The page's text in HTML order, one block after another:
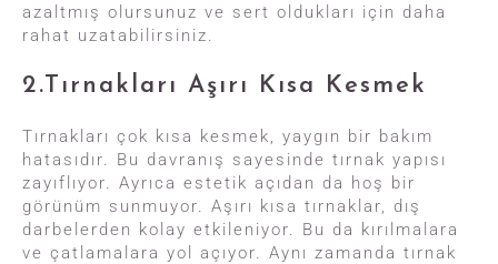
azaltmış olursunuz ve sert oldukları için daha
rahat uzatabilirsiniz.
2.Tırnakları Aşırı Kısa Kesmek
Tırnakları çok kısa kesmek, yaygın bir bakım
hatasıdır. Bu davranış sayesinde tırnak yapısı
zayıflıyor. Ayrıca estetik açıdan da hoş bir
görünüm sunmuyor. Aşırı kısa tırnaklar, dış
darbelerden kolay etkileniyor. Bu da kırılmalara
ve çatlamalara yol açıyor. Aynı zamanda tırnak